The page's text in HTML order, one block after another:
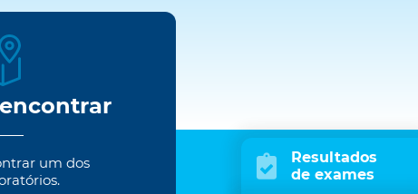
um dos
Resultados
de exames